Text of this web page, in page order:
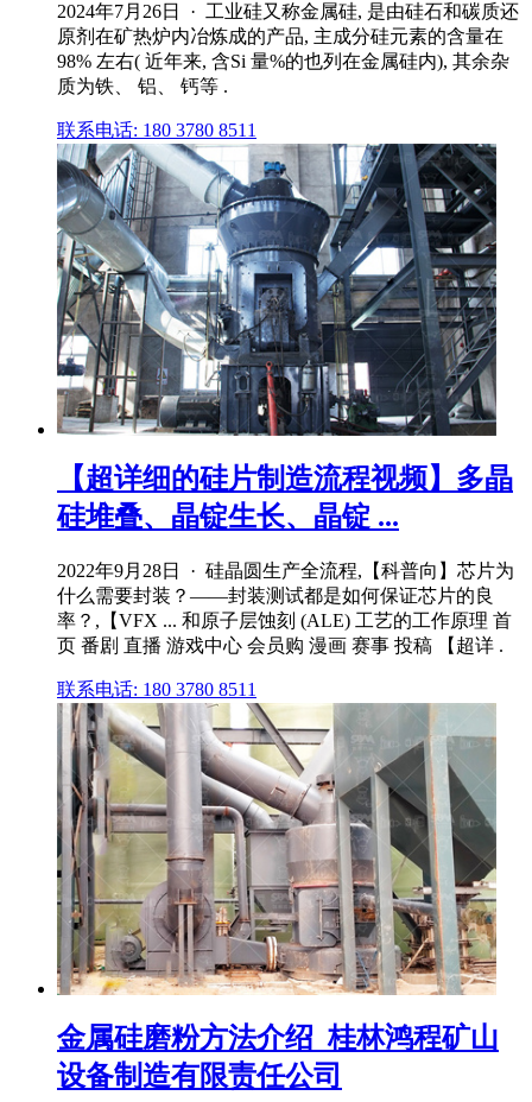
2024年7月26日 · 工业硅又称金属硅, 是由硅石和碳质还
原剂在矿热炉内冶炼成的产品, 主成分硅元素的含量在
98% 左右( 近年来, 含Si 量%的也列在金属硅内), 其余杂
质为铁、 铝、 钙等 .
联系电话: 180 3780 8511
【超详细的硅片制造流程视频】多晶
硅堆叠、晶锭生长、晶锭 ...
2022年9月28日 · 硅晶圆生产全流程,【科普向】芯片为
什么需要封装？——封装测试都是如何保证芯片的良
率？,【VFX ... 和原子层蚀刻 (ALE) 工艺的工作原理 首
页 番剧 直播 游戏中心 会员购 漫画 赛事 投稿 【超详 .
联系电话: 180 3780 8511
金属硅磨粉方法介绍_桂林鸿程矿山
设备制造有限责任公司